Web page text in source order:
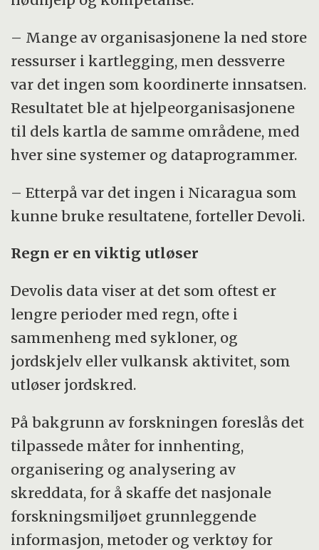
– Mange av organisasjonene la ned store
ressurser i kartlegging, men dessverre
var det ingen som koordinerte innsatsen.
Resultatet ble at hjelpeorganisasjonene
til dels kartla de samme områdene, med
hver sine systemer og dataprogrammer.
– Etterpå var det ingen i Nicaragua som
kunne bruke resultatene, forteller Devoli.
Regn er en viktig utløser
Devolis data viser at det som oftest er
lengre perioder med regn, ofte i
sammenheng med sykloner, og
jordskjelv eller vulkansk aktivitet, som
utløser jordskred.
På bakgrunn av forskningen foreslås det
tilpassede måter for innhenting,
organisering og analysering av
skreddata, for å skaffe det nasjonale
forskningsmiljøet grunnleggende
informasjon, metoder og verktøy for